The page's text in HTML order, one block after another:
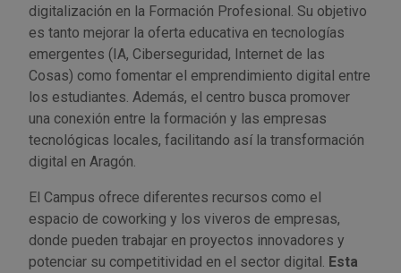
digitalización en la Formación Profesional. Su objetivo
es tanto mejorar la oferta educativa en tecnologías
emergentes (IA, Ciberseguridad, Internet de las
Cosas) como fomentar el emprendimiento digital entre
los estudiantes. Además, el centro busca promover
una conexión entre la formación y las empresas
tecnológicas locales, facilitando así la transformación
digital en Aragón.
El Campus ofrece diferentes recursos como el
espacio de coworking y los viveros de empresas,
donde pueden trabajar en proyectos innovadores y
potenciar su competitividad en el sector digital. Esta